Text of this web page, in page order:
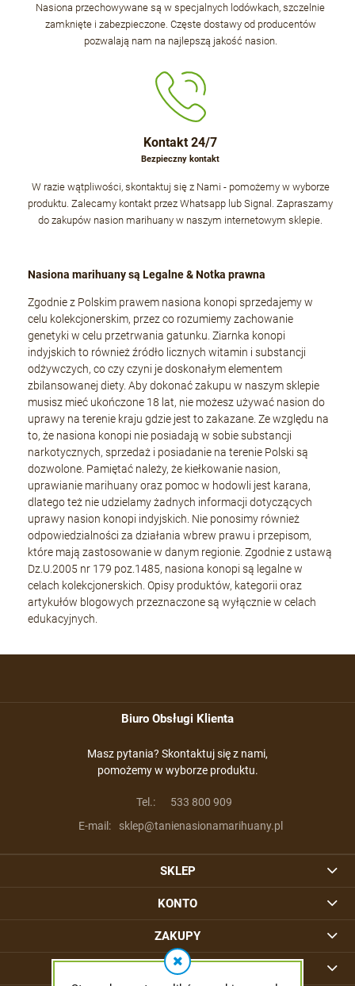
Nasiona przechowywane są w specjalnych lodówkach, szczelnie
zamknięte i zabezpieczone. Częste dostawy od producentów
pozwalają nam na najlepszą jakość nasion.
Kontakt 24/7
Bezpieczny kontakt
W razie wątpliwości, skontaktuj się z Nami - pomożemy w wyborze
produktu. Zalecamy kontakt przez Whatsapp lub Signal. Zapraszamy
do zakupów nasion marihuany w naszym internetowym sklepie.
Nasiona marihuany są Legalne & Notka prawna
Zgodnie z Polskim prawem nasiona konopi sprzedajemy w
celu kolekcjonerskim, przez co rozumiemy zachowanie
genetyki w celu przetrwania gatunku. Ziarnka konopi
indyjskich to również źródło licznych witamin i substancji
odżywczych, co czy czyni je doskonałym elementem
zbilansowanej diety. Aby dokonać zakupu w naszym sklepie
musisz mieć ukończone 18 lat, nie możesz używać nasion do
uprawy na terenie kraju gdzie jest to zakazane. Ze względu na
to, że nasiona konopi nie posiadają w sobie substancji
narkotycznych, sprzedaż i posiadanie na terenie Polski są
dozwolone. Pamiętać należy, że kiełkowanie nasion,
uprawianie marihuany oraz pomoc w hodowli jest karana,
dlatego też nie udzielamy żadnych informacji dotyczących
uprawy nasion konopi indyjskich. Nie ponosimy również
odpowiedzialności za działania wbrew prawu i przepisom,
które mają zastosowanie w danym regionie. Zgodnie z ustawą
Dz.U.2005 nr 179 poz.1485, nasiona konopi są legalne w
celach kolekcjonerskich. Opisy produktów, kategorii oraz
artykułów blogowych przeznaczone są wyłącznie w celach
edukacyjnych.
Biuro Obsługi Klienta
Masz pytania? Skontaktuj się z nami,
pomożemy w wyborze produktu.
Tel.:
533 800 909
E-mail:
sklep@tanienasionamarihuany.pl
SKLEP
KONTO
ZAKUPY
INFORMACJE